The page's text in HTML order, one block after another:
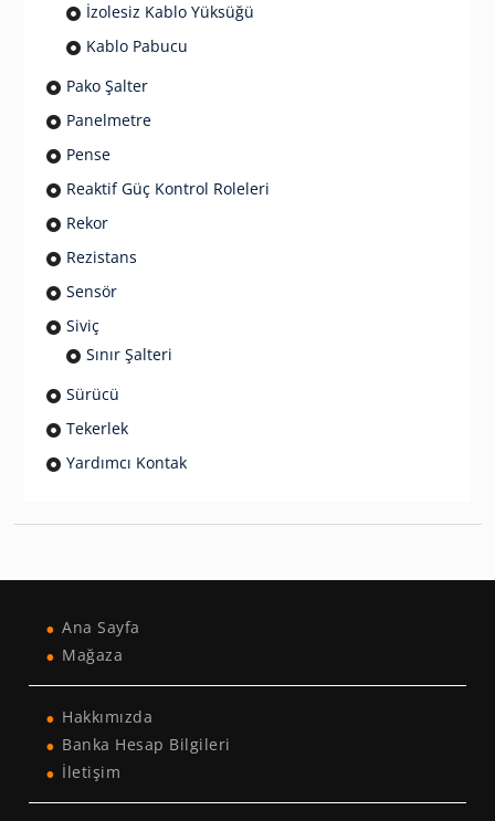
İzolesiz Kablo Yüksüğü
Kablo Pabucu
Pako Şalter
Panelmetre
Pense
Reaktif Güç Kontrol Roleleri
Rekor
Rezistans
Sensör
Siviç
Sınır Şalteri
Sürücü
Tekerlek
Yardımcı Kontak
Ana Sayfa
Mağaza
Hakkımızda
Banka Hesap Bilgileri
İletişim